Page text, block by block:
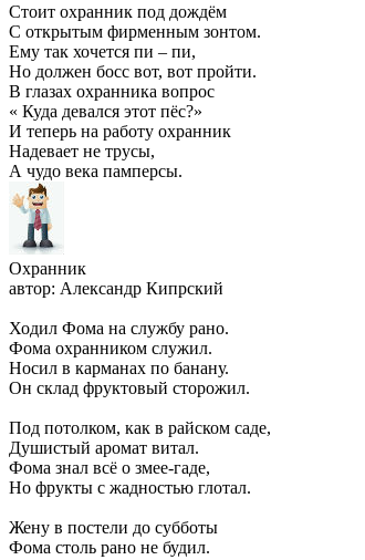
Стоит охранник под дождём
С открытым фирменным зонтом.
Ему так хочется пи – пи,
Но должен босс вот, вот пройти.
В глазах охранника вопрос
« Куда девался этот пёс?»
И теперь на работу охранник
Надевает не трусы,
А чудо века памперсы.
Охранник
автор: Александр Кипрский
Ходил Фома на службу рано.
Фома охранником служил.
Носил в карманах по банану.
Он склад фруктовый сторожил.
Под потолком, как в райском саде,
Душистый аромат витал.
Фома знал всё о змее-гаде,
Но фрукты с жадностью глотал.
Жену в постели до субботы
Фома столь рано не будил.